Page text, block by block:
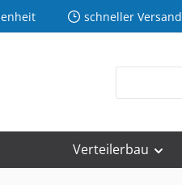
schneller Versand
Verteilerbau